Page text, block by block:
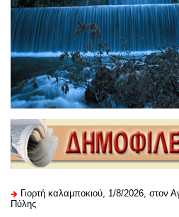
Γιορτή καλαμποκιού, 1/8/2026, στον
Πύλης